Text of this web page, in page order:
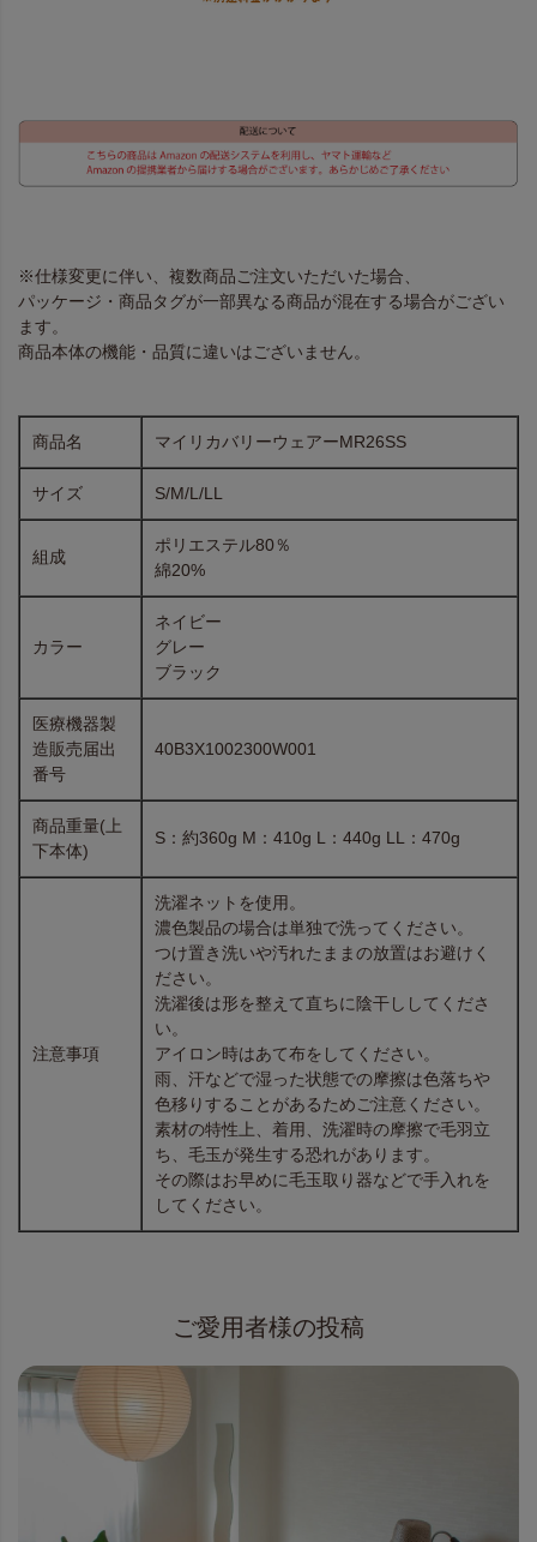
※仕様変更に伴い、複数商品ご注文いただいた場合、
パッケージ・商品タグが一部異なる商品が混在する場合がござい
ます。
商品本体の機能・品質に違いはございません。
商品名 マイリカバリーウェアーMR26SS
サイズ S/M/L/LL
組成
ポリエステル80％
綿20%
カラー
ネイビー
グレー
ブラック
医療機器製
造販売届出
番号
40B3X1002300W001
商品重量(上
下本体)
S：約360g M：410g L：440g LL：470g
注意事項
洗濯ネットを使用。
濃色製品の場合は単独で洗ってください。
つけ置き洗いや汚れたままの放置はお避けく
ださい。
洗濯後は形を整えて直ちに陰干ししてくださ
い。
アイロン時はあて布をしてください。
雨、汗などで湿った状態での摩擦は色落ちや
色移りすることがあるためご注意ください。
素材の特性上、着用、洗濯時の摩擦で毛羽立
ち、毛玉が発生する恐れがあります。
その際はお早めに毛玉取り器などで手入れを
してください。
ご愛用者様の投稿